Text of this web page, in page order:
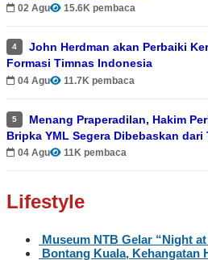
02 Agu 15.6K pembaca
4
John Herdman akan Perbaiki
Formasi Timnas Indonesia
04 Agu 11.7K pembaca
5
Menang Praperadilan, Hakim
Bripka YML Segera Dibebaskan dari
04 Agu 11K pembaca
Lifestyle
Museum NTB Gelar “Night
Bontang Kuala, Kehangatan